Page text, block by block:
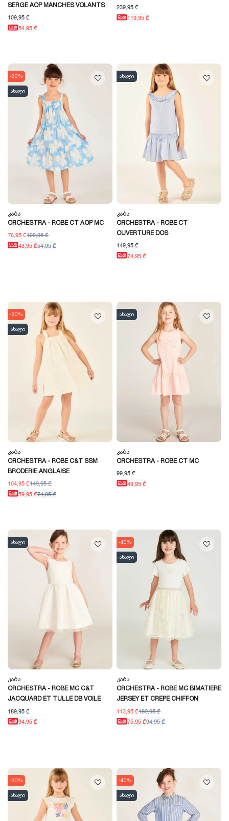
SERGE AOP MANCHES VOLANTS
109,95 ₾
54,95 ₾
239,95 ₾
119,95 ₾
-30%
ახალი
Კაბა
ORCHESTRA - ROBE CT AOP MC
76,95 ₾109,95 ₾
43,95 ₾54,95 ₾
ახალი
Კაბა
ORCHESTRA - ROBE CT
OUVERTURE DOS
149,95 ₾
74,95 ₾
-30%
ახალი
Კაბა
ORCHESTRA - ROBE C&T SSM
BRODERIE ANGLAISE
104,95 ₾149,95 ₾
59,95 ₾74,95 ₾
ახალი
Კაბა
ORCHESTRA - ROBE CT MC
99,95 ₾
49,95 ₾
ახალი
Კაბა
ORCHESTRA - ROBE MC C&T
JACQUARD ET TULLE DB VOILE
189,95 ₾
94,95 ₾
-40%
ახალი
Კაბა
ORCHESTRA - ROBE MC BIMATIERE
JERSEY ET CREPE CHIFFON
113,95 ₾189,95 ₾
75,95 ₾94,95 ₾
-30%
ახალი
-40%
ახალი